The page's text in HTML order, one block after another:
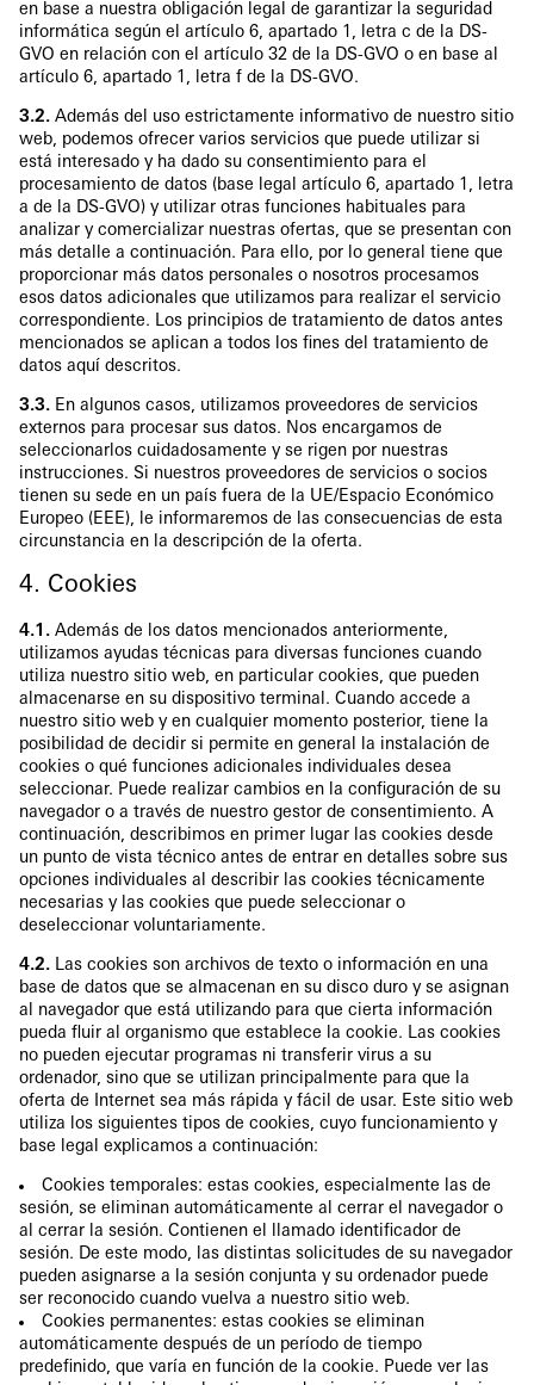
en base a nuestra obligación legal de garantizar la seguridad
informática según el artículo 6, apartado 1, letra c de la DS-
GVO en relación con el artículo 32 de la DS-GVO o en base al
artículo 6, apartado 1, letra f de la DS-GVO.
3.2. Además del uso estrictamente informativo de nuestro sitio
web, podemos ofrecer varios servicios que puede utilizar si
está interesado y ha dado su consentimiento para el
procesamiento de datos (base legal artículo 6, apartado 1, letra
a de la DS-GVO) y utilizar otras funciones habituales para
analizar y comercializar nuestras ofertas, que se presentan con
más detalle a continuación. Para ello, por lo general tiene que
proporcionar más datos personales o nosotros procesamos
esos datos adicionales que utilizamos para realizar el servicio
correspondiente. Los principios de tratamiento de datos antes
mencionados se aplican a todos los fines del tratamiento de
datos aquí descritos.
3.3. En algunos casos, utilizamos proveedores de servicios
externos para procesar sus datos. Nos encargamos de
seleccionarlos cuidadosamente y se rigen por nuestras
instrucciones. Si nuestros proveedores de servicios o socios
tienen su sede en un país fuera de la UE/Espacio Económico
Europeo (EEE), le informaremos de las consecuencias de esta
circunstancia en la descripción de la oferta.
4. Cookies
4.1. Además de los datos mencionados anteriormente,
utilizamos ayudas técnicas para diversas funciones cuando
utiliza nuestro sitio web, en particular cookies, que pueden
almacenarse en su dispositivo terminal. Cuando accede a
nuestro sitio web y en cualquier momento posterior, tiene la
posibilidad de decidir si permite en general la instalación de
cookies o qué funciones adicionales individuales desea
seleccionar. Puede realizar cambios en la configuración de su
navegador o a través de nuestro gestor de consentimiento. A
continuación, describimos en primer lugar las cookies desde
un punto de vista técnico antes de entrar en detalles sobre sus
opciones individuales al describir las cookies técnicamente
necesarias y las cookies que puede seleccionar o
deseleccionar voluntariamente.
4.2. Las cookies son archivos de texto o información en una
base de datos que se almacenan en su disco duro y se asignan
al navegador que está utilizando para que cierta información
pueda fluir al organismo que establece la cookie. Las cookies
no pueden ejecutar programas ni transferir virus a su
ordenador, sino que se utilizan principalmente para que la
oferta de Internet sea más rápida y fácil de usar. Este sitio web
utiliza los siguientes tipos de cookies, cuyo funcionamiento y
base legal explicamos a continuación:
Cookies temporales: estas cookies, especialmente las de
sesión, se eliminan automáticamente al cerrar el navegador o
al cerrar la sesión. Contienen el llamado identificador de
sesión. De este modo, las distintas solicitudes de su navegador
pueden asignarse a la sesión conjunta y su ordenador puede
ser reconocido cuando vuelva a nuestro sitio web.
Cookies permanentes: estas cookies se eliminan
automáticamente después de un período de tiempo
predefinido, que varía en función de la cookie. Puede ver las